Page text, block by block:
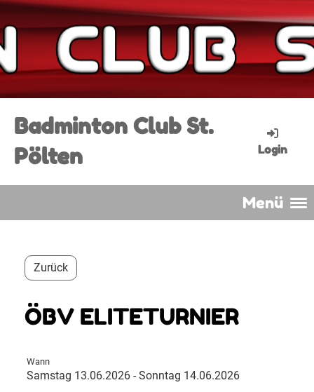
Badminton Club St.
Pölten
Login
Menü
Zurück
ÖBV ELITETURNIER
Wann
Samstag 13.06.2026 - Sonntag 14.06.2026